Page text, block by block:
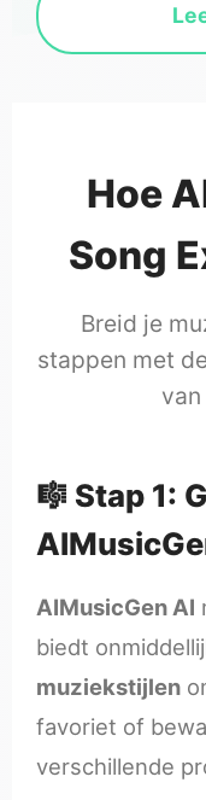
Hoe
Song
Breid je
stappen met
🎼 Stap 1:
AIMusicGen AI
biedt
muziekstijlen
favoriet of
verschillende